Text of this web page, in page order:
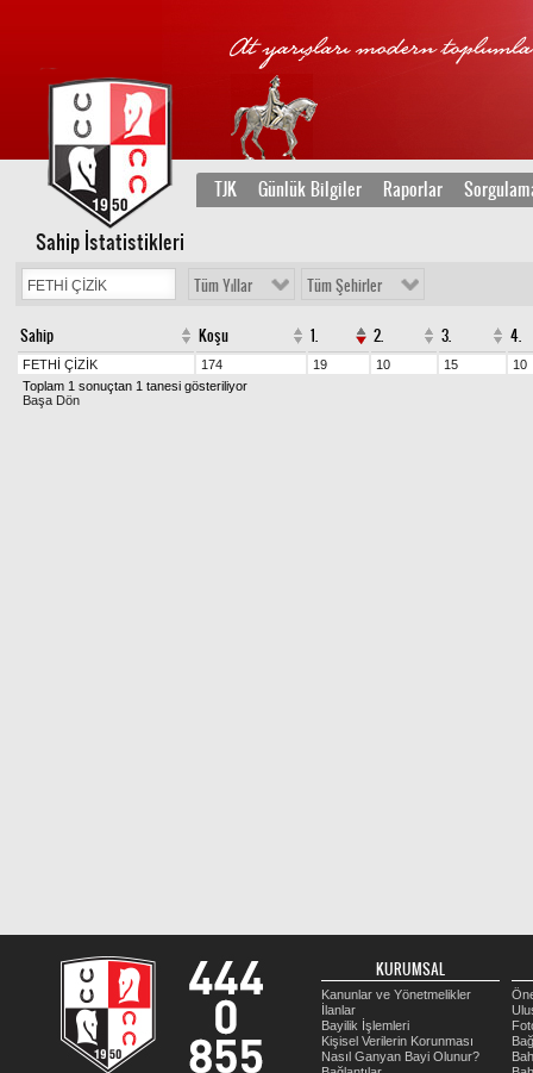
TJK Günlük Bilgiler Raporlar
Sahip İstatistikleri
Tüm Yıllar Tüm Şehirler
Sahip Koşu 1. 2. 3. 4.
FETHİ ÇİZİK 174 19 10 15
10
Toplam 1 sonuçtan 1 tanesi gösteriliyor
Başa Dön
KURUMSAL
Kanunlar ve Yönetmelikler
İlanlar
Bayilik İşlemleri
Kişisel Verilerin Korunması
Nasıl Ganyan Bayi Olunur?